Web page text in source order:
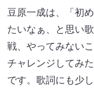
豆原一成は、「初
たいなぁ、と思い
戦、やってみない
チャレンジしてみ
です。歌詞にも少